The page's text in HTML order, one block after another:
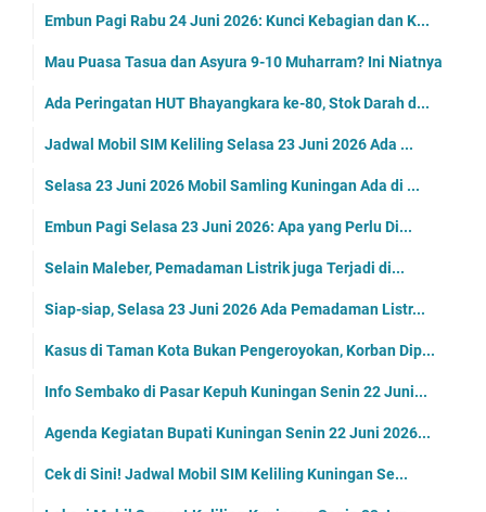
Embun Pagi Rabu 24 Juni 2026: Kunci Kebagian dan K...
Mau Puasa Tasua dan Asyura 9-10 Muharram? Ini Niatnya
Ada Peringatan HUT Bhayangkara ke-80, Stok Darah d...
Jadwal Mobil SIM Keliling Selasa 23 Juni 2026 Ada ...
Selasa 23 Juni 2026 Mobil Samling Kuningan Ada di ...
Embun Pagi Selasa 23 Juni 2026: Apa yang Perlu Di...
Selain Maleber, Pemadaman Listrik juga Terjadi di...
Siap-siap, Selasa 23 Juni 2026 Ada Pemadaman Listr...
Kasus di Taman Kota Bukan Pengeroyokan, Korban Dip...
Info Sembako di Pasar Kepuh Kuningan Senin 22 Juni...
Agenda Kegiatan Bupati Kuningan Senin 22 Juni 2026...
Cek di Sini! Jadwal Mobil SIM Keliling Kuningan Se...